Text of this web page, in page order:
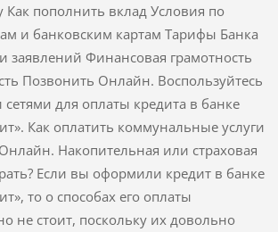
Как пополнить вклад Условия по
и банковским картам Тарифы Банка
заявлений Финансовая грамотность
Позвонить Онлайн. Воспользуйтесь
для оплаты кредита в банке
Как оплатить коммунальные услуги
Накопительная или страховая
Если вы оформили кредит в банке
то о способах его оплаты
не стоит, поскольку их довольно